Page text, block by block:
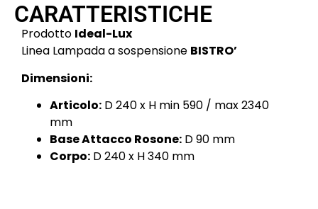
CARATTERISTICHE
Prodotto Ideal-Lux
Linea Lampada a sospensione BISTRO’
Dimensioni:
Articolo: D 240 x H min 590 / max 2340
mm
Base Attacco Rosone: D 90 mm
Corpo: D 240 x H 340 mm